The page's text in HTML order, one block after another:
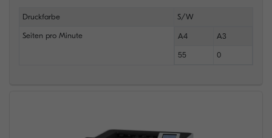
Druckfarbe S/W
Seiten pro Minute A4 A3
55 0